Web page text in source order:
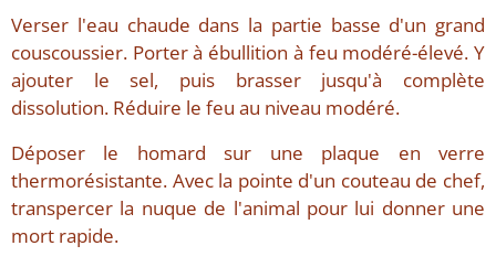
Verser l'eau chaude dans la partie basse d'un grand
couscoussier. Porter à ébullition à feu modéré-élevé. Y
ajouter le sel, puis brasser jusqu'à complète
dissolution. Réduire le feu au niveau modéré.
Déposer le homard sur une plaque en verre
thermorésistante. Avec la pointe d'un couteau de chef,
transpercer la nuque de l'animal pour lui donner une
mort rapide.